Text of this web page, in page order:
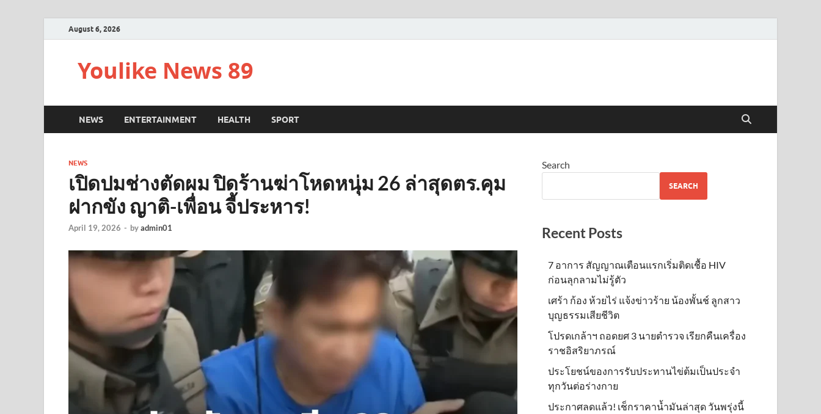
August 6, 2026
Youlike News 89
NEWS ENTERTAINMENT HEALTH SPORT
NEWS
เปิดปมช่างตัดผม ปิดร้านฆ่าโหดหนุ่ม 26 ล่าสุดตร.คุม
ฝากขัง ญาติ-เพื่อน จี้ประหาร!
April 19, 2026 - byadmin01
Search
SEARCH
Recent Posts
7 อาการ สัญญาณเตือนแรกเริ่มติดเชื้อ HIV
ก่อนลุกลามไม่รู้ตัว
เศร้า ก้อง ห้วยไร่ แจ้งข่าวร้าย น้องพั้นช์ ลูกสาว
บุญธรรมเสียชีวิต
โปรดเกล้าฯ ถอดยศ 3 นายตำรวจ เรียกคืนเครื่อง
ราชอิสริยาภรณ์
ประโยชน์ของการรับประทานไข่ต้มเป็นประจำ
ทุกวันต่อร่างกาย
ประกาศลดแล้ว! เช็กราคาน้ำมันล่าสุด วันพรุ่งนี้